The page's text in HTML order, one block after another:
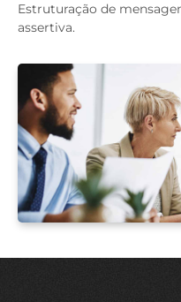
Estruturação de
assertiva.